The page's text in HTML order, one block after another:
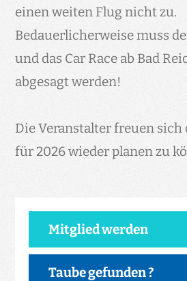
einen weiten Flug nicht zu.
Bedauerlicherweise muss
und das Car Race ab Bad
abgesagt werden!
Die Veranstalter freuen sich
für 2026 wieder planen zu
Mitglied werden
Taube gefunden ?